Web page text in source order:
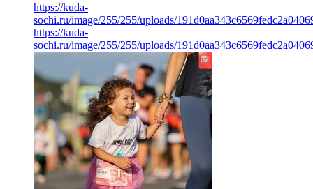
https://kuda-
sochi.ru/image/255/255/uploads/
https://kuda-
sochi.ru/image/255/255/uploads/